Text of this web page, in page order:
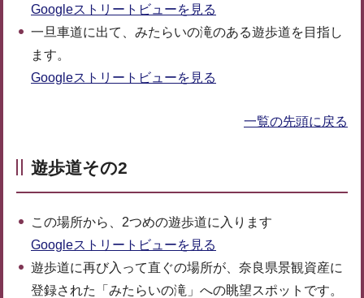
Googleストリートビューを見る
一旦車道に出て、みたらいの滝のある遊歩道を目指し
ます。
Googleストリートビューを見る
一覧の先頭に戻る
遊歩道その2
この場所から、2つめの遊歩道に入ります
Googleストリートビューを見る
遊歩道に再び入って直ぐの場所が、奈良県景観資産に
登録された「みたらいの滝」への眺望スポットです。